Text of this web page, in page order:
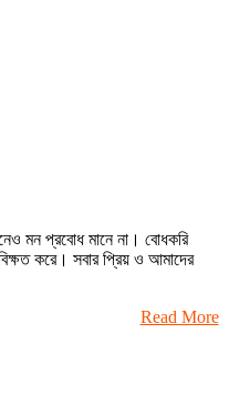
মন প্রবোধ মানে না। বোধকরি
করে। সবার প্রিয় ও আমাদের
Read More